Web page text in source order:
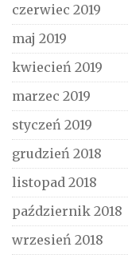
czerwiec 2019
maj 2019
kwiecień 2019
marzec 2019
styczeń 2019
grudzień 2018
listopad 2018
październik 2018
wrzesień 2018